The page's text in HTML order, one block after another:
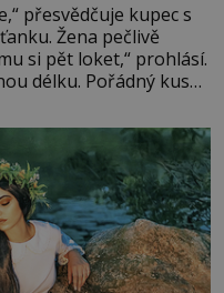
přesvědčuje kupec s
Žena pečlivě
si pět loket,“ prohlásí.
délku. Pořádný kus
zhodnotí švadlena
vás, podívejte.“